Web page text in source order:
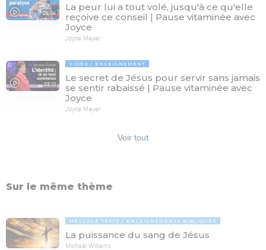
04:04
La peur lui a tout volé, jusqu'à ce qu'elle
reçoive ce conseil | Pause vitaminée avec
Joyce
Joyce Meyer
03:10
VIDÉO ENSEIGNEMENT
Le secret de Jésus pour servir sans jamais
se sentir rabaissé | Pause vitaminée avec
Joyce
Joyce Meyer
Voir tout
Sur le même thème
MESSAGE TEXTE ENSEIGNEMENTS BIBLIQUES
La puissance du sang de Jésus
Michaël Williams